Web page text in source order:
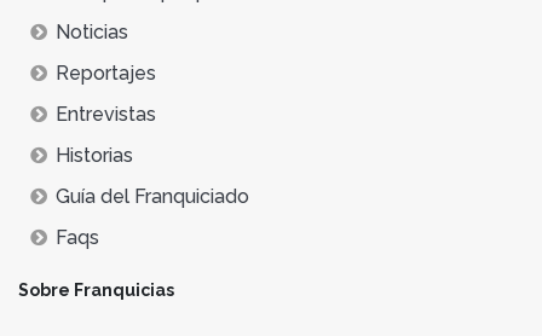
Noticias
Reportajes
Entrevistas
Historias
Guía del Franquiciado
Faqs
Sobre Franquicias